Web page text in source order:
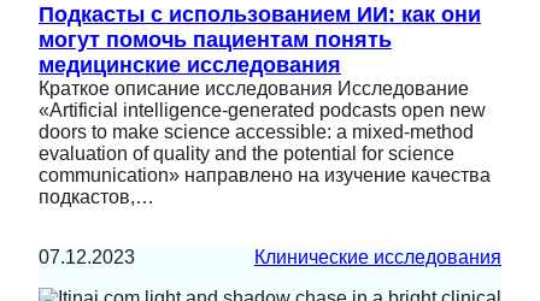
Подкасты с использованием ИИ: как они
могут помочь пациентам понять
медицинские исследования
Краткое описание исследования Исследование
«Artificial intelligence-generated podcasts open new
doors to make science accessible: a mixed-method
evaluation of quality and the potential for science
communication» направлено на изучение качества
подкастов,…
07.12.2023 Клинические исследования